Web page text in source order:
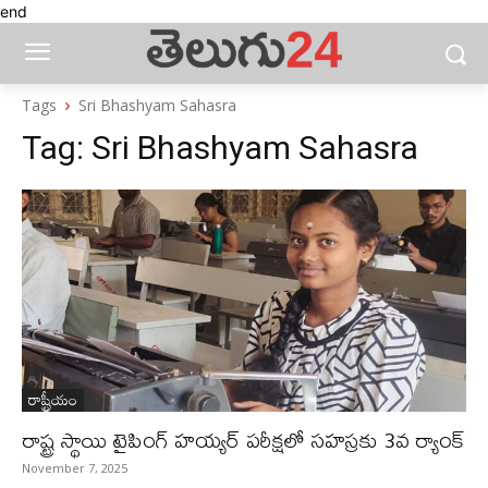
end
Tags Sri Bhashyam Sahasra
Tag: Sri Bhashyam Sahasra
రాష్ట్రీయం
రాష్ట్ర స్థాయి టైపింగ్ హయ్యర్ పరీక్షలో సహస్రకు 3వ ర్యాంక్
November 7, 2025